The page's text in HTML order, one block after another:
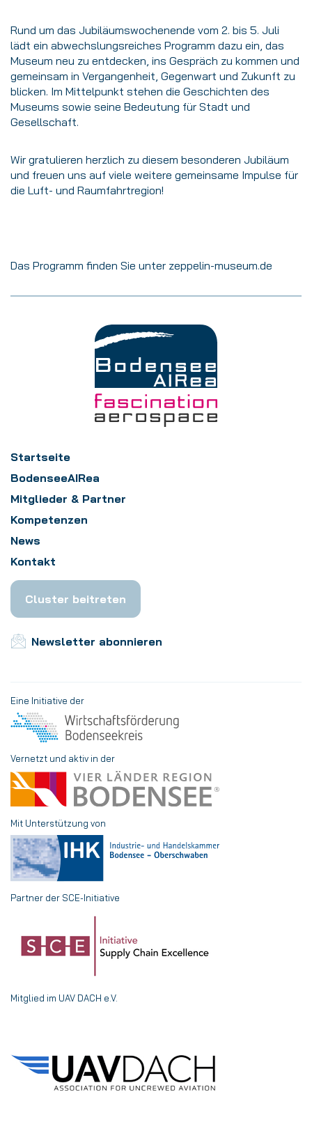
Rund um das Jubiläumswochenende vom 2. bis 5. Juli
lädt ein abwechslungsreiches Programm dazu ein, das
Museum neu zu entdecken, ins Gespräch zu kommen und
gemeinsam in Vergangenheit, Gegenwart und Zukunft zu
blicken. Im Mittelpunkt stehen die Geschichten des
Museums sowie seine Bedeutung für Stadt und
Gesellschaft.
Wir gratulieren herzlich zu diesem besonderen Jubiläum
und freuen uns auf viele weitere gemeinsame Impulse für
die Luft- und Raumfahrtregion!
Das Programm finden Sie unter zeppelin-museum.de
Startseite
BodenseeAIRea
Mitglieder & Partner
Kompetenzen
News
Kontakt
Cluster beitreten
Newsletter abonnieren
Eine Initiative der
Vernetzt und aktiv in der
Mit Unterstützung von
Partner der SCE-Initiative
Mitglied im UAV DACH e.V.